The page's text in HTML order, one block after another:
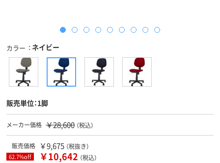
カラー ネイビー
販売単位：1脚
メーカー価格 ￥28,600 （税込）
販売価格 ￥9,675 （税抜き）
62.7%off ￥10,642 （税込）